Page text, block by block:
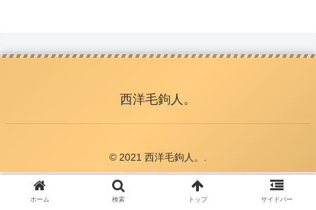
西洋毛鉤人。
© 2021 西洋毛鉤人。.
ホーム 検索 トップ サイドバー